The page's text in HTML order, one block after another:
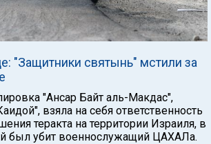
"Защитники святынь" мстили за
"Ансар Байт аль-Макдас",
взяла на себя ответственность
теракта на территории Израиля, в
был убит военнослужащий ЦАХАЛа.